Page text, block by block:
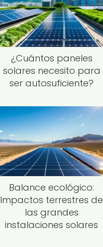
¿Cuántos paneles
solares necesito para
ser autosuficiente?
Balance ecológico:
Impactos terrestres de
las grandes
instalaciones solares